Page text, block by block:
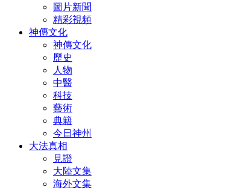
圖片新聞
精彩視頻
神傳文化
神傳文化
歷史
人物
中醫
科技
藝術
典籍
今日神州
大法真相
見證
大陸文集
海外文集